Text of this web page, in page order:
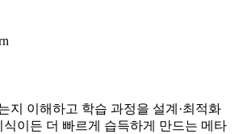
지 이해하고 학습 과정을 설계·최적화
이든 더 빠르게 습득하게 만드는 메타